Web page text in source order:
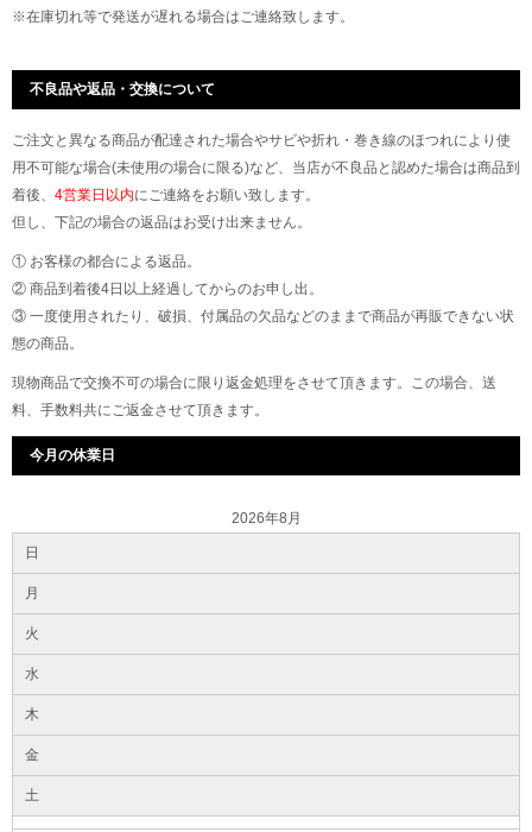
※在庫切れ等で発送が遅れる場合はご連絡致します。
不良品や返品・交換について
ご注文と異なる商品が配達された場合やサビや折れ・巻き線のほつれにより使
用不可能な場合(未使用の場合に限る)など、当店が不良品と認めた場合は商品到
着後、 4営業日以内にご連絡をお願い致します。
但し、下記の場合の返品はお受け出来ません。
① お客様の都合による返品。
② 商品到着後4日以上経過してからのお申し出。
③ 一度使用されたり、破損、付属品の欠品などのままで商品が再販できない状
態の商品。
現物商品で交換不可の場合に限り返金処理をさせて頂きます。この場合、送
料、手数料共にご返金させて頂きます。
今月の休業日
2026年8月
日
月
火
水
木
金
土